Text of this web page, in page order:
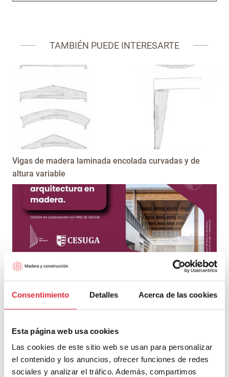
Consentimiento Detalles Acerca de las cookies
Esta página web usa cookies
Las cookies de este sitio web se usan para personalizar
el contenido y los anuncios, ofrecer funciones de redes
sociales y analizar el tráfico. Además, compartimos
TAMBIÉN PUEDE INTERESARTE
Vigas de madera laminada encolada curvadas y de
altura variable
Premios de arquitectura en madera Cesuga – Pino de
Galicia 2025